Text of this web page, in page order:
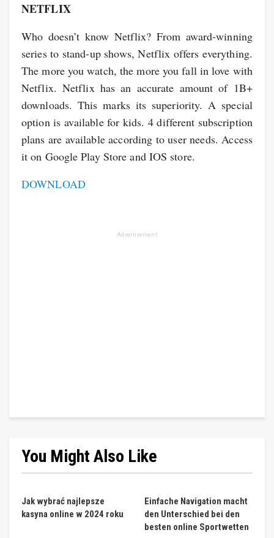
NETFLIX
Who doesn’t know Netflix? From award-winning
series to stand-up shows, Netflix offers everything.
The more you watch, the more you fall in love with
Netflix. Netflix has an accurate amount of 1B+
downloads. This marks its superiority. A special
option is available for kids. 4 different subscription
plans are available according to user needs. Access
it on Google Play Store and IOS store.
DOWNLOAD
Advertisement
You Might Also Like
Jak wybrać najlepsze
kasyna online w 2024 roku
Einfache Navigation macht
den Unterschied bei den
besten online Sportwetten